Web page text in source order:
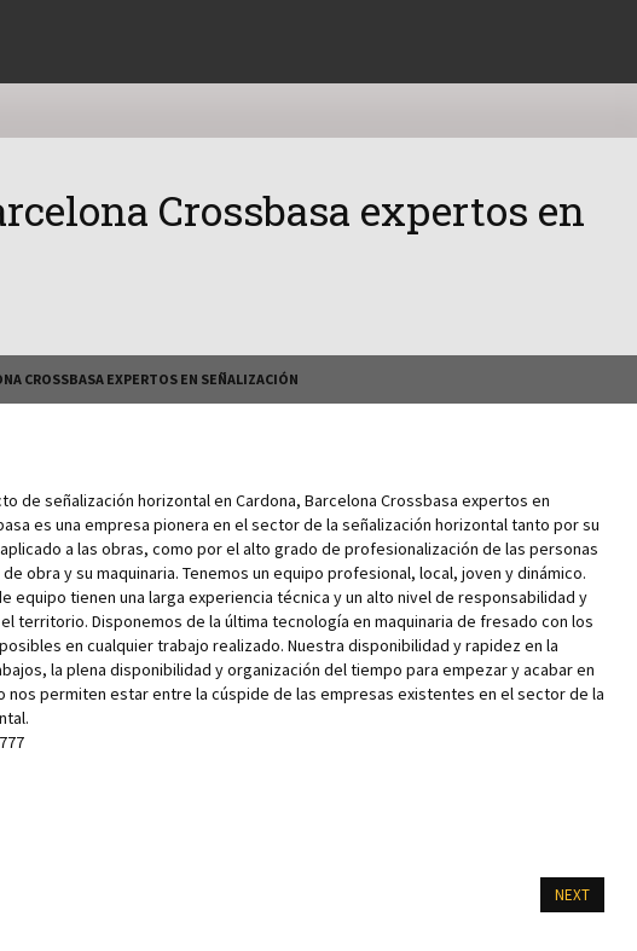
Crossbasa expertos en
CROSSBASA EXPERTOS EN SEÑALIZACIÓN
de señalización horizontal en Cardona, Barcelona Crossbasa expertos en
es una empresa pionera en el sector de la señalización horizontal tanto por su
a las obras, como por el alto grado de profesionalización de las personas
obra y su maquinaria. Tenemos un equipo profesional, local, joven y dinámico.
equipo tienen una larga experiencia técnica y un alto nivel de responsabilidad y
territorio. Disponemos de la última tecnología en maquinaria de fresado con los
en cualquier trabajo realizado. Nuestra disponibilidad y rapidez en la
la plena disponibilidad y organización del tiempo para empezar y acabar en
nos permiten estar entre la cúspide de las empresas existentes en el sector de la
NEXT